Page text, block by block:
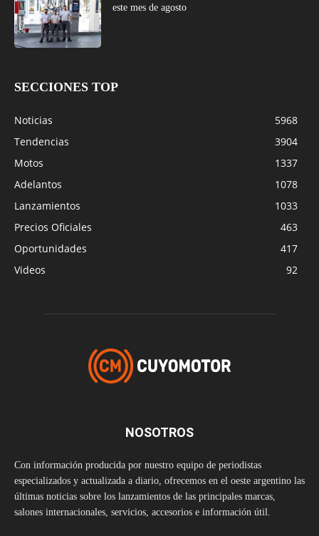
este mes de agosto
SECCIONES TOP
Noticias
5968
Tendencias
3904
Motos
1337
Adelantos
1078
Lanzamientos
1033
Precios Oficiales
463
Oportunidades
417
Videos
92
NOSOTROS
Con información producida por nuestro equipo de periodistas
especializados y actualizada a diario, ofrecemos en el oeste argentino las
últimas noticias sobre los lanzamientos de las principales marcas,
salones internacionales, servicios, accesorios e información útil.